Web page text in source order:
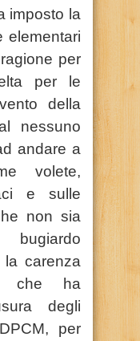
imposto la
elementari
per
per le
della
nessuno
andare a
volete,
e sulle
non sia
la carenza
che ha
degli
per